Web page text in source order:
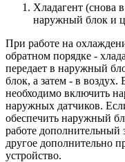
Хладагент (снова
наружный блок и
При работе на
обратном порядке -
передает в наружный
блок, а затем - в воздух.
необходимо включить
наружных датчиков.
обеспечить наружный
работе дополнительный
другое дополнительно
устройство.